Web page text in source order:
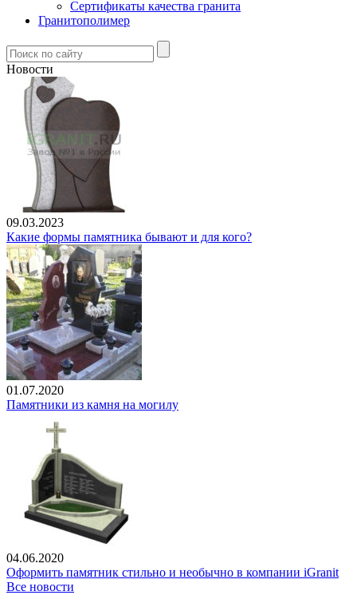
Сертификаты качества гранита
Гранитополимер
Новости
09.03.2023
Какие формы памятника бывают и для кого?
01.07.2020
Памятники из камня на могилу
04.06.2020
Оформить памятник стильно и необычно в компании iGranit
Все новости